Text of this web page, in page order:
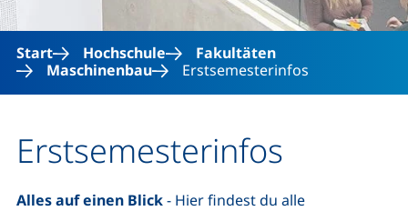
Start Hochschule
Fakultäten
Maschinenbau
Erstsemesterinfos
Erstsemesterinfos
Alles auf einen Blick- Hier findest du alle